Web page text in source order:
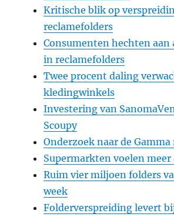
Kritische blik op
reclamefolders
Consumenten hechten aan
in reclamefolders
Twee procent daling
kledingwinkels
Investering van
Scoupy
Onderzoek naar de
Supermarkten voelen
Ruim vier miljoen folders
week
Folderverspreiding levert